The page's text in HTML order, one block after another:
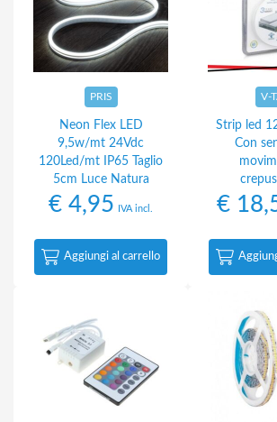
PRIS
Neon Flex LED
9,5w/mt 24Vdc
120Led/mt IP65 Taglio
5cm Luce Natura
€ 4,95 IVA incl.
Aggiungi al carrello
V-
Strip led
Con
€